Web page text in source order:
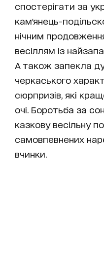
спостерігати за
кам'янець-
нічним
весіллям із
А також запекла
черкаського
сюрпризів, які
очі. Боротьба за
казкову весільну
самовпевнених
вчинки.